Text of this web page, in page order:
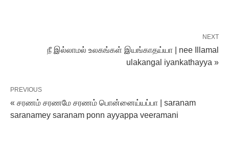
NEXT
நீ இல்லாமல் உலகங்கள் இயங்காதய்யா | nee Illamal
ulakangal iyankathayya »
PREVIOUS
« சரணம் சரணமே சரணம் பொன்னைய்யப்பா | saranam
saranamey saranam ponn ayyappa veeramani